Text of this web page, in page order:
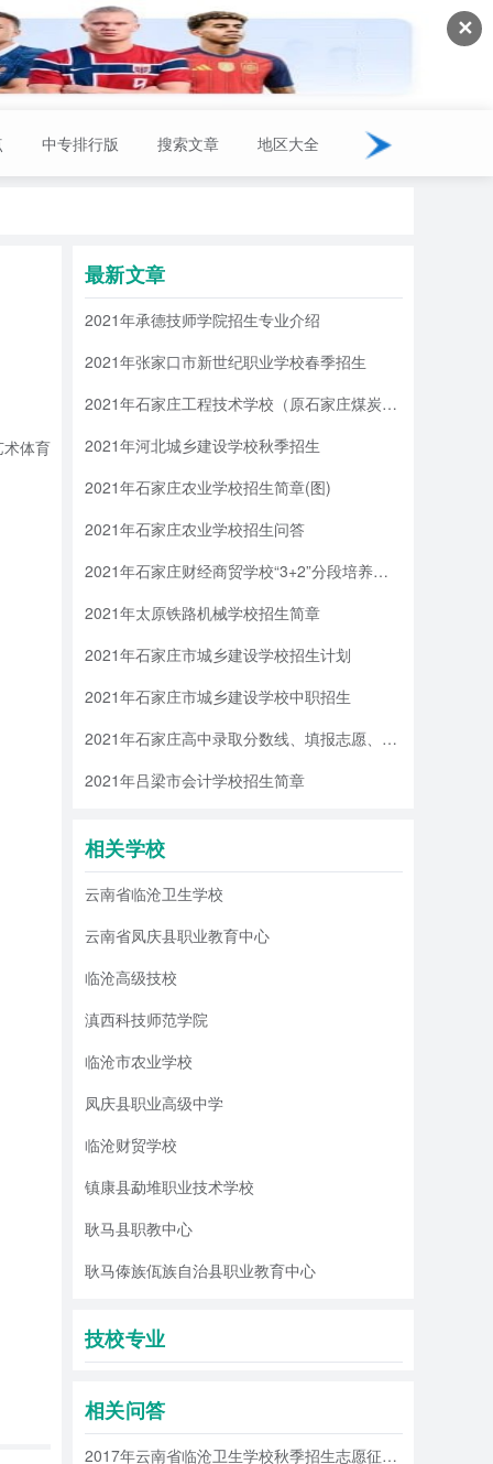
✕
中专排行版 搜索文章 地区大全
体育
档。
最新文章
2021年承德技师学院招生专业介绍
2021年张家口市新世纪职业学校春季招生
2021年石家庄工程技术学校（原石家庄煤炭工业学校）招生简章
2021年河北城乡建设学校秋季招生
2021年石家庄农业学校招生简章(图)
2021年石家庄农业学校招生问答
2021年石家庄财经商贸学校“3+2”分段培养全日制大专招生
2021年太原铁路机械学校招生简章
2021年石家庄市城乡建设学校招生计划
2021年石家庄市城乡建设学校中职招生
2021年石家庄高中录取分数线、填报志愿、招生录取安排
2021年吕梁市会计学校招生简章
相关学校
云南省临沧卫生学校
云南省凤庆县职业教育中心
临沧高级技校
滇西科技师范学院
临沧市农业学校
凤庆县职业高级中学
临沧财贸学校
镇康县勐堆职业技术学校
耿马县职教中心
耿马傣族佤族自治县职业教育中心
技校专业
相关问答
2017年云南省临沧卫生学校秋季招生志愿征集和补录